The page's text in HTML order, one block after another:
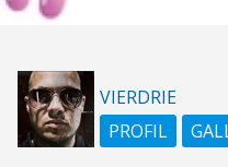
VIERDRIE
PROFIL